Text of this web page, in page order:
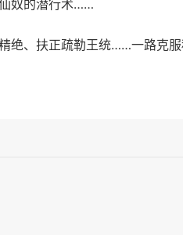
奴的潜行术……
绝、扶正疏勒王统……一路克